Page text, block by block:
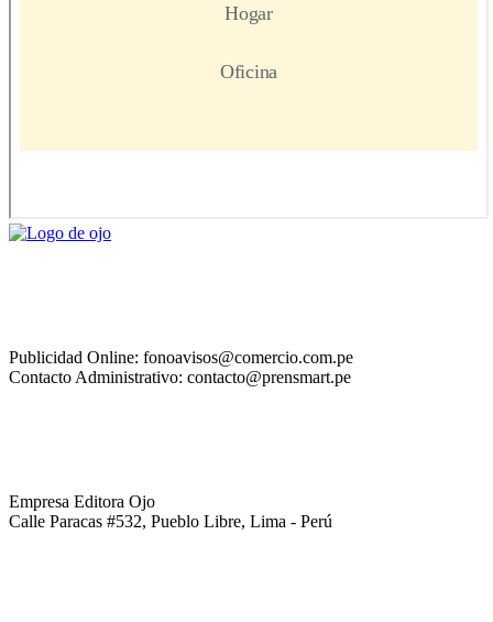
Publicidad Online: fonoavisos@comercio.com.pe
Contacto Administrativo: contacto@prensmart.pe
Empresa Editora Ojo
Calle Paracas #532, Pueblo Libre, Lima - Perú